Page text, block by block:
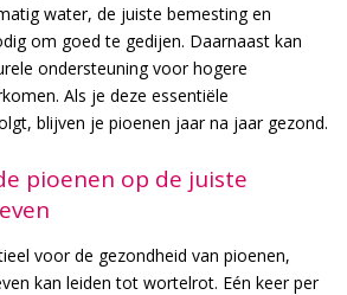
water, de juiste bemesting en
om goed te gedijen. Daarnaast kan
ondersteuning voor hogere
Als je deze essentiële
blijven je pioenen jaar na jaar gezond.
pioenen op de juiste
voor de gezondheid van pioenen,
kan leiden tot wortelrot. Eén keer per